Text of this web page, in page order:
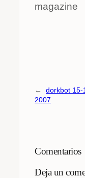
magazine
←
dorkbot 15-
2007
Comentarios
Deja un